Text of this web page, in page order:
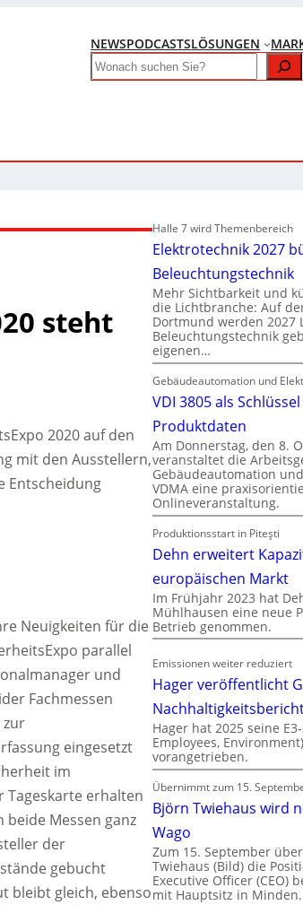
NEWSPODCASTSLÖSUNGEN
Search
steht
2020 auf den
mit den Ausstellern,
Entscheidung
Neuigkeiten für die
parallel
und
Fachmessen
zur
eingesetzt
im
Tageskarte erhalten
Messen ganz
der
gebucht
bleibt gleich, ebenso
Halle 7 wird Themenbereich
Elektrotechnik 2027
Beleuchtungstechnik
Mehr Sichtbarkeit und
die Lichtbranche: Auf
Dortmund werden 2027
Beleuchtungstechnik
eigenen…
Gebäudeautomation und
VDI 3805 als
Produktdaten
Am Donnerstag, den 8.
veranstaltet die
Gebäudeautomation
VDMA eine
Onlineveranstaltung.
Produktionsstart in Piteşti
Dehn erweitert
europäischen Markt
Im Frühjahr 2023 hat
Mühlhausen eine neue
Betrieb genommen.
Emissionen weiter reduziert
Hager veröffentlicht
Hager hat 2025 seine
Employees,
vorangetrieben.
Übernimmt zum 15.
Björn Twiehaus wird
Wago
Zum 15. September
Twiehaus (Bild) die
Executive Officer (CEO)
mit Hauptsitz in Minden.